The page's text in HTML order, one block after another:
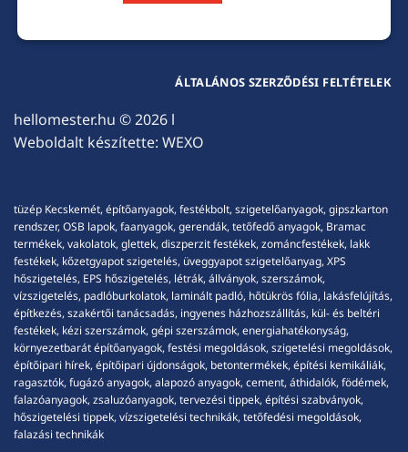
hellomester.hu © 2026 l
Weboldalt készítette: WEXO
ÁLTALÁNOS SZERZŐDÉSI FELTÉTELEK
tüzép Kecskemét, építőanyagok, festékbolt, szigetelőanyagok, gipszkarton
rendszer, OSB lapok, faanyagok, gerendák, tetőfedő anyagok, Bramac
termékek, vakolatok, glettek, diszperzit festékek, zománcfestékek, lakk
festékek, kőzetgyapot szigetelés, üveggyapot szigetelőanyag, XPS
hőszigetelés, EPS hőszigetelés, létrák, állványok, szerszámok,
vízszigetelés, padlóburkolatok, laminált padló, hőtükrös fólia, lakásfelújítás,
építkezés, szakértői tanácsadás, ingyenes házhozszállítás, kül- és beltéri
festékek, kézi szerszámok, gépi szerszámok, energiahatékonyság,
környezetbarát építőanyagok, festési megoldások, szigetelési megoldások,
építőipari hírek, építőipari újdonságok, betontermékek, építési kemikáliák,
ragasztók, fugázó anyagok, alapozó anyagok, cement, áthidalók, födémek,
falazóanyagok, zsaluzóanyagok, tervezési tippek, építési szabványok,
hőszigetelési tippek, vízszigetelési technikák, tetőfedési megoldások,
falazási technikák